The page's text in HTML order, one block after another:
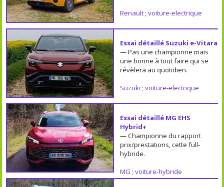
Renault ; voiture-electrique
Essai détaillé Suzuki e-Vitara
— Pas une championne mais
une bonne à tout faire qui se
révèlera au quotidien.
Suzuki ; voiture-electrique
Essai détaillé MG EHS
Hybrid+
— Championne du rapport
prix/prestations, cette full-
hybride.
MG ; voiture-hybride